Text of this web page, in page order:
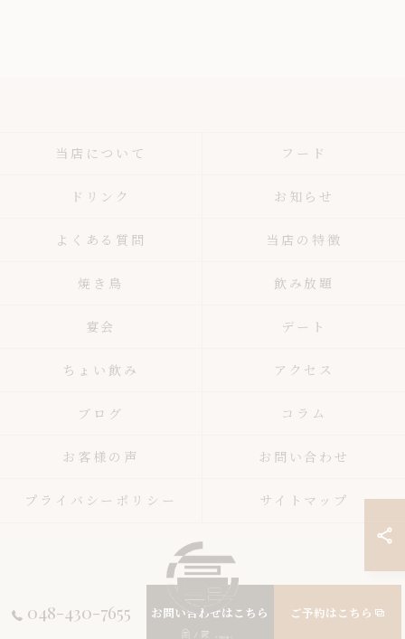
048-430-7655 お問い合わせはこちら ご予約はこちら
当店について フード
ドリンク お知らせ
よくある質問 当店の特徴
焼き鳥 飲み放題
宴会 デート
ちょい飲み アクセス
ブログ コラム
お客様の声 お問い合わせ
プライバシーポリシー サイトマップ